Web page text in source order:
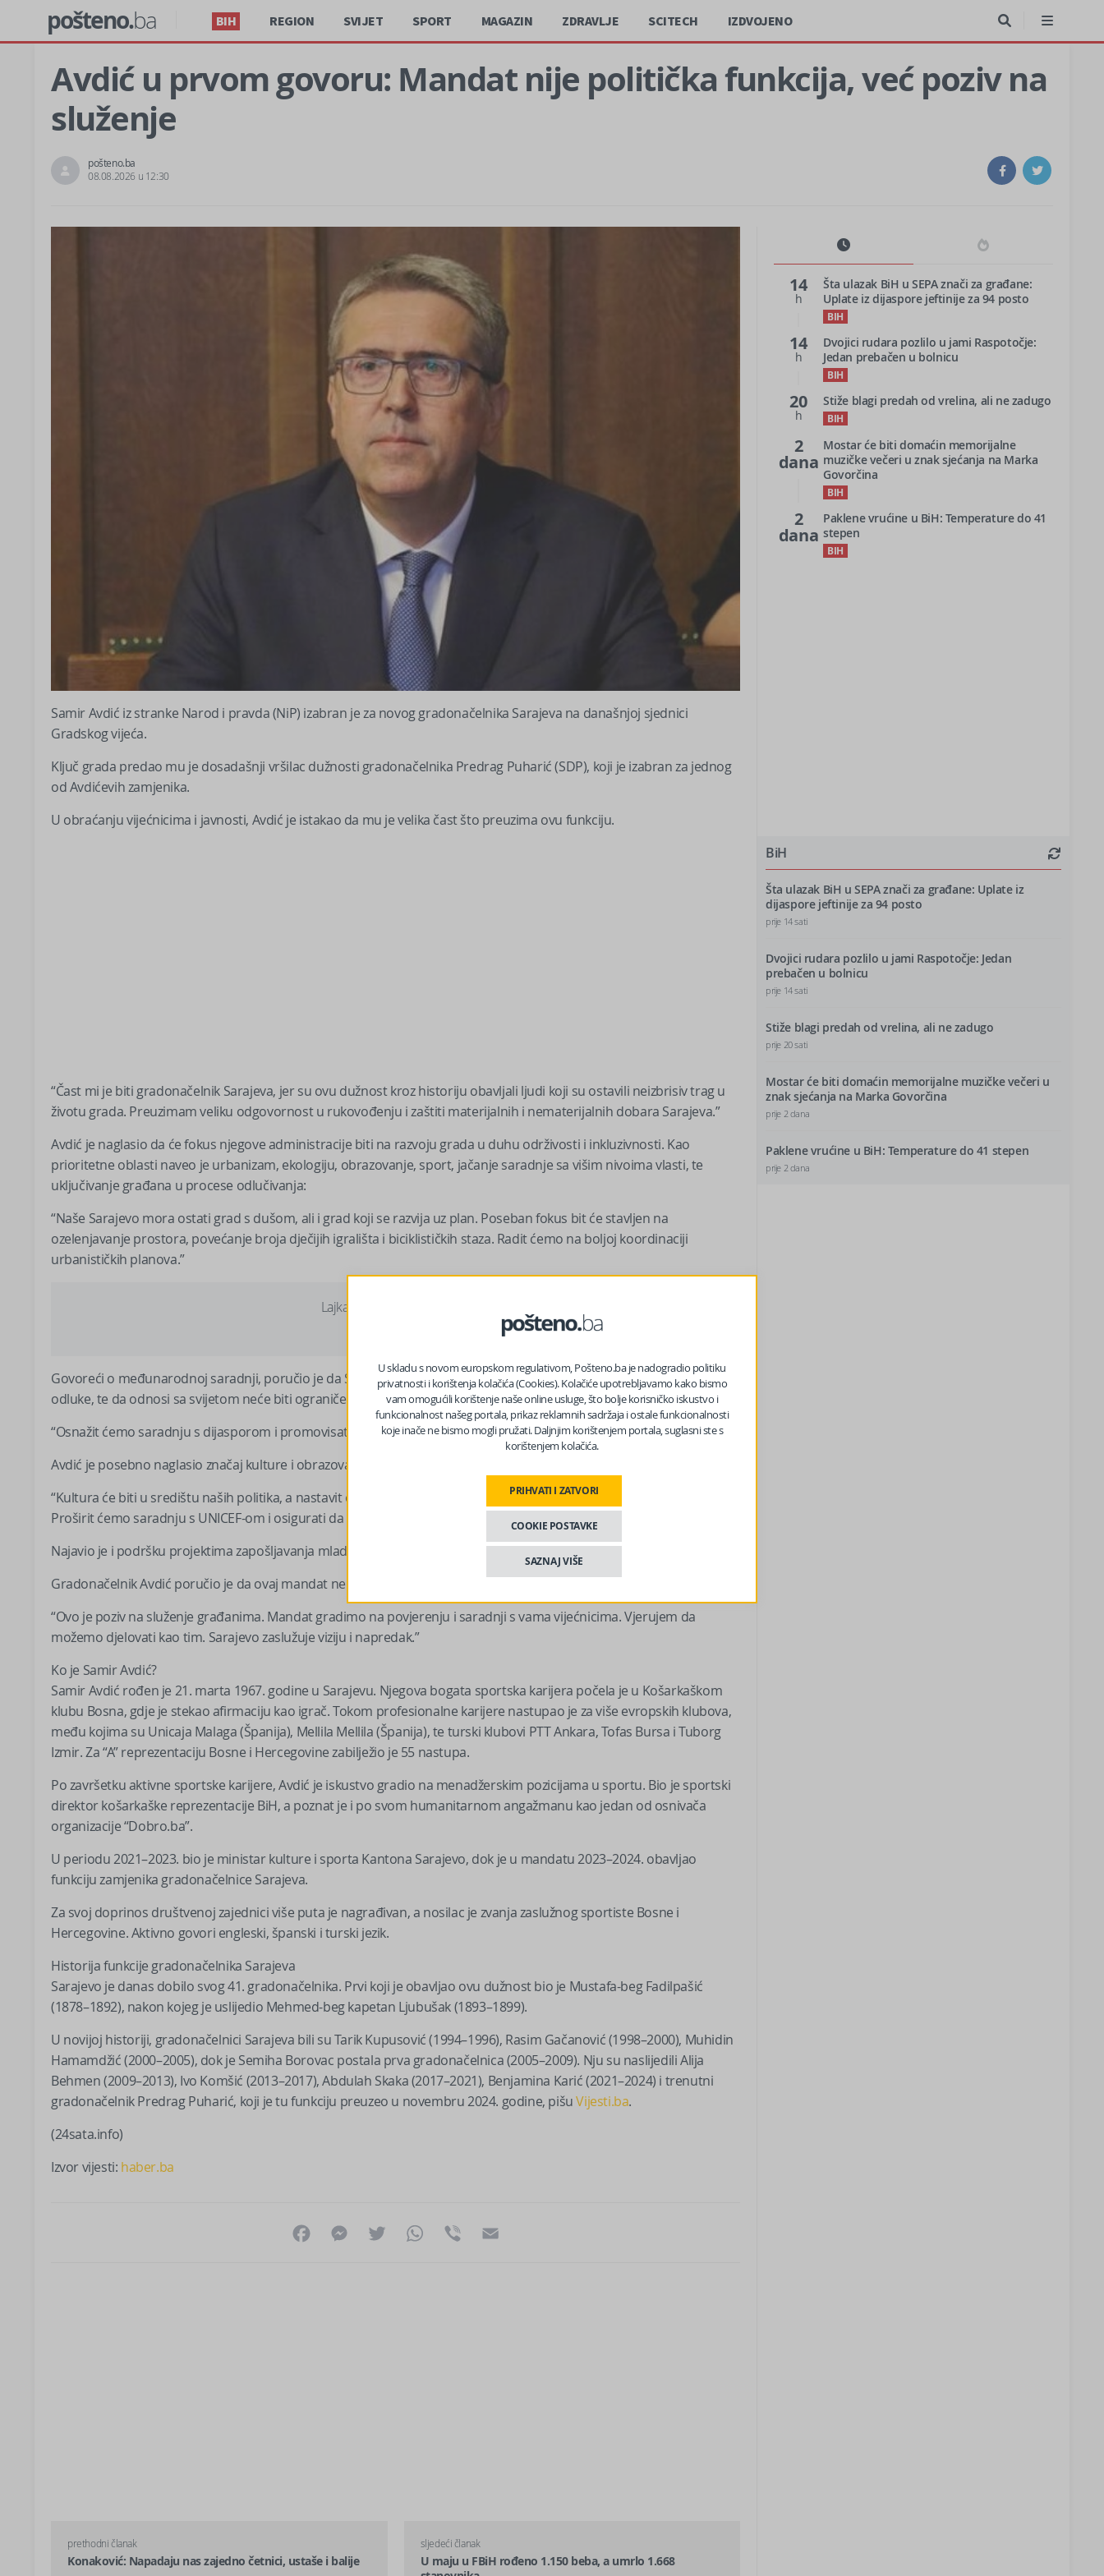
pošteno.ba BIH REGION SVIJET SPORT MAGAZIN ZDRAVLJE SCITECH IZDVOJENO
Avdić u prvom govoru: Mandat nije politička funkcija, već poziv na
služenje
pošteno.ba
08.08.2026 u 12:30
Samir Avdić iz stranke Narod i pravda (NiP) izabran je za novog gradonačelnika Sarajeva na današnjoj sjednici
Gradskog vijeća.
Ključ grada predao mu je dosadašnji vršilac dužnosti gradonačelnika Predrag Puharić (SDP), koji je izabran za jednog
od Avdićevih zamjenika.
U obraćanju vijećnicima i javnosti, Avdić je istakao da mu je velika čast što preuzima ovu funkciju.
“Čast mi je biti gradonačelnik Sarajeva, jer su ovu dužnost kroz historiju obavljali ljudi koji su ostavili neizbrisiv trag u
životu grada. Preuzimam veliku odgovornost u rukovođenju i zaštiti materijalnih i nematerijalnih dobara Sarajeva.”
Avdić je naglasio da će fokus njegove administracije biti na razvoju grada u duhu održivosti i inkluzivnosti. Kao
prioritetne oblasti naveo je urbanizam, ekologiju, obrazovanje, sport, jačanje saradnje sa višim nivoima vlasti, te
uključivanje građana u procese odlučivanja:
“Naše Sarajevo mora ostati grad s dušom, ali i grad koji se razvija uz plan. Poseban fokus bit će stavljen na
ozelenjavanje prostora, povećanje broja dječijih igrališta i biciklističkih staza. Radit ćemo na boljoj koordinaciji
urbanističkih planova.”
Lajkajte nas na Facebooku?
Govoreći o međunarodnoj saradnji, poručio je da Sarajevo mora biti prisutno na mjestima gdje se donose ključne
odluke, te da odnosi sa svijetom neće biti ograničeni samo na protokol i posjete:
“Osnažit ćemo saradnju s dijasporom i promovisati Sarajevo kao grad mira i klimatske odgovornosti.”
Avdić je posebno naglasio značaj kulture i obrazovanja.
“Kultura će biti u središtu naših politika, a nastavit ćemo ulagati u institucije koje baštine kulturno naslijeđe grada.
Proširit ćemo saradnju s UNICEF-om i osigurati da Sarajevo bude grad jednakih mogućnosti za svako dijete.”
Najavio je i podršku projektima zapošljavanja mladih te ulaganja u sportske klubove koji rade s djecom i omladinom.
Gradonačelnik Avdić poručio je da ovaj mandat ne doživljava kao političku funkciju.
“Ovo je poziv na služenje građanima. Mandat gradimo na povjerenju i saradnji s vama vijećnicima. Vjerujem da
možemo djelovati kao tim. Sarajevo zaslužuje viziju i napredak.”
Ko je Samir Avdić?
Samir Avdić rođen je 21. marta 1967. godine u Sarajevu. Njegova bogata sportska karijera počela je u Košarkaškom
klubu Bosna, gdje je stekao afirmaciju kao igrač. Tokom profesionalne karijere nastupao je za više evropskih klubova,
među kojima su Unicaja Malaga (Španija), Mellila Mellila (Španija), te turski klubovi PTT Ankara, Tofas Bursa i Tuborg
Izmir. Za “A” reprezentaciju Bosne i Hercegovine zabilježio je 55 nastupa.
Po završetku aktivne sportske karijere, Avdić je iskustvo gradio na menadžerskim pozicijama u sportu. Bio je sportski
direktor košarkaške reprezentacije BiH, a poznat je i po svom humanitarnom angažmanu kao jedan od osnivača
organizacije “Dobro.ba”.
U periodu 2021–2023. bio je ministar kulture i sporta Kantona Sarajevo, dok je u mandatu 2023–2024. obavljao
funkciju zamjenika gradonačelnice Sarajeva.
Za svoj doprinos društvenoj zajednici više puta je nagrađivan, a nosilac je zvanja zaslužnog sportiste Bosne i
Hercegovine. Aktivno govori engleski, španski i turski jezik.
Historija funkcije gradonačelnika Sarajeva
Sarajevo je danas dobilo svog 41. gradonačelnika. Prvi koji je obavljao ovu dužnost bio je Mustafa-beg Fadilpašić
(1878–1892), nakon kojeg je uslijedio Mehmed-beg kapetan Ljubušak (1893–1899).
U novijoj historiji, gradonačelnici Sarajeva bili su Tarik Kupusović (1994–1996), Rasim Gačanović (1998–2000), Muhidin
Hamamdžić (2000–2005), dok je Semiha Borovac postala prva gradonačelnica (2005–2009). Nju su naslijedili Alija
Behmen (2009–2013), Ivo Komšić (2013–2017), Abdulah Skaka (2017–2021), Benjamina Karić (2021–2024) i trenutni
gradonačelnik Predrag Puharić, koji je tu funkciju preuzeo u novembru 2024. godine, pišuVijesti.ba.
(24sata.info)
Izvor vijesti: haber.ba
FacebookMessenger
Twitter WhatsApp
Viber
prethodni članak
Konaković: Napadaju nas zajedno četnici, ustaše i balije
sljedeći članak
U maju u FBiH rođeno 1.150 beba, a umrlo 1.668
14
h
Šta ulazak BiH u SEPA znači za građane:
Uplate iz dijaspore jeftinije za 94 posto
BIH
14
h
Dvojici rudara pozlilo u jami Raspotočje:
Jedan prebačen u bolnicu
BIH
20
h
Stiže blagi predah od vrelina, ali ne zadugo
BIH
2
dana
Mostar će biti domaćin memorijalne
muzičke večeri u znak sjećanja na Marka
Govorčina
BIH
2
dana
Paklene vrućine u BiH: Temperature do 41
stepen
BIH
BiH
Šta ulazak BiH u SEPA znači za građane: Uplate iz
dijaspore jeftinije za 94 posto
prije 14 sati
Dvojici rudara pozlilo u jami Raspotočje: Jedan
prebačen u bolnicu
prije 14 sati
Stiže blagi predah od vrelina, ali ne zadugo
prije 20 sati
Mostar će biti domaćin memorijalne muzičke večeri u
znak sjećanja na Marka Govorčina
prije 2 dana
Paklene vrućine u BiH: Temperature do 41 stepen
prije 2 dana
U skladu s novom europskom regulativom, Pošteno.ba je nadogradio politiku
privatnosti i korištenja kolačića (Cookies). Kolačiće upotrebljavamo kako bismo
vam omogućili korištenje naše online usluge, što bolje korisničko iskustvo i
funkcionalnost našeg portala, prikaz reklamnih sadržaja i ostale funkcionalnosti
koje inače ne bismo mogli pružati. Daljnjim korištenjem portala, suglasni ste s
korištenjem kolačića.
PRIHVATI I ZATVORI
COOKIE POSTAVKE
SAZNAJ VIŠE